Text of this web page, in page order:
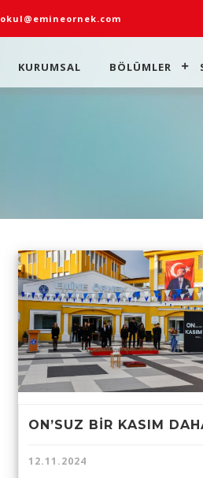
okul@emineornek.com
KURUMSAL BÖLÜMLER
ON’SUZ BİR KASIM
12.11.2024